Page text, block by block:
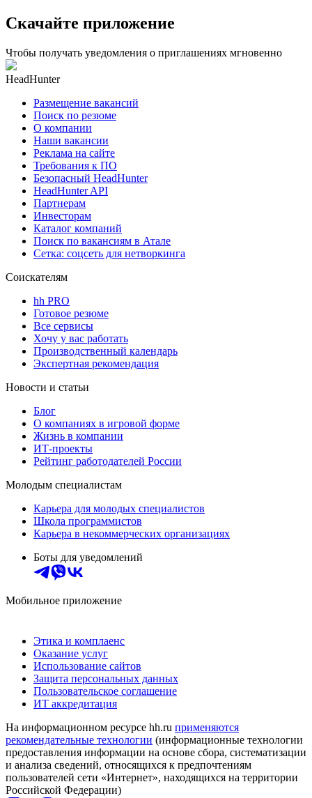
Скачайте приложение
Чтобы получать уведомления о приглашениях мгновенно
HeadHunter
Размещение вакансий
Поиск по резюме
О компании
Наши вакансии
Реклама на сайте
Требования к ПО
Безопасный HeadHunter
HeadHunter API
Партнерам
Инвесторам
Каталог компаний
Поиск по вакансиям в Атале
Сетка: соцсеть для нетворкинга
Соискателям
hh PRO
Готовое резюме
Все сервисы
Хочу у вас работать
Производственный календарь
Экспертная рекомендация
Новости и статьи
Блог
О компаниях в игровой форме
Жизнь в компании
ИТ-проекты
Рейтинг работодателей России
Молодым специалистам
Карьера для молодых специалистов
Школа программистов
Карьера в некоммерческих организациях
Боты для уведомлений
Мобильное приложение
Этика и комплаенс
Оказание услуг
Использование сайтов
Защита персональных данных
Пользовательское соглашение
ИТ аккредитация
На информационном ресурсе hh.ru применяются
рекомендательные технологии (информационные технологии
предоставления информации на основе сбора, систематизации
и анализа сведений, относящихся к предпочтениям
пользователей сети «Интернет», находящихся на территории
Российской Федерации)